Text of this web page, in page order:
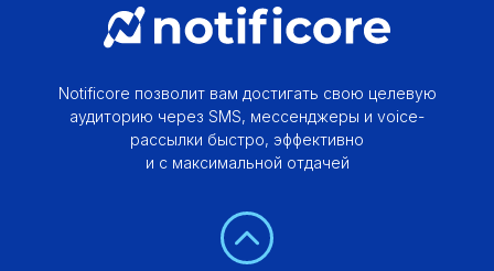
Notificore позволит вам достигать свою целевую
аудиторию через SMS, мессенджеры и voice-
рассылки быстро, эффективно
и с максимальной отдачей